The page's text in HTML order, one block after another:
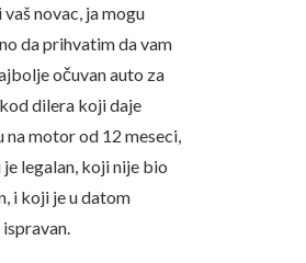
vaš novac, ja mogu
da prihvatim da vam
očuvan auto za
dilera koji daje
na motor od 12 meseci,
legalan, koji nije bio
i koji je u datom